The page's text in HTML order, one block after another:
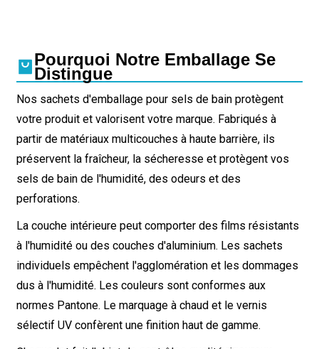
Pourquoi Notre Emballage Se
Distingue
Nos sachets d'emballage pour sels de bain protègent
votre produit et valorisent votre marque. Fabriqués à
partir de matériaux multicouches à haute barrière, ils
préservent la fraîcheur, la sécheresse et protègent vos
sels de bain de l'humidité, des odeurs et des
perforations.
La couche intérieure peut comporter des films résistants
à l'humidité ou des couches d'aluminium. Les sachets
individuels empêchent l'agglomération et les dommages
dus à l'humidité. Les couleurs sont conformes aux
normes Pantone. Le marquage à chaud et le vernis
sélectif UV confèrent une finition haut de gamme.